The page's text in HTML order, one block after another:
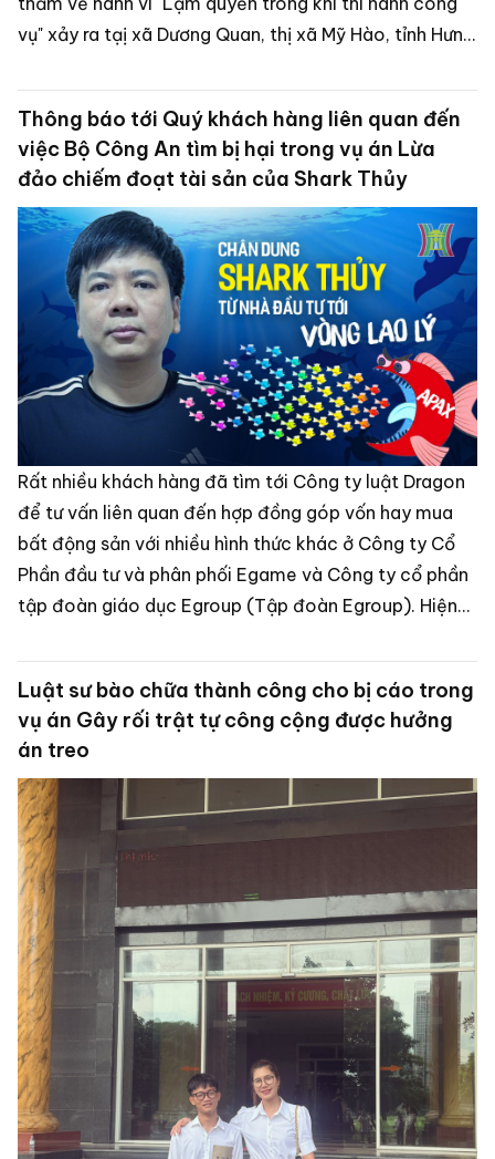
vụ" xảy ra tạị xã Dương Quan, thị xã Mỹ Hào, tỉnh Hưng
Thông báo tới Quý khách hàng liên quan đến
việc Bộ Công An tìm bị hại trong vụ án Lừa
đảo chiếm đoạt tài sản của Shark Thủy
Rất nhiều khách hàng đã tìm tới Công ty luật Dragon
để tư vấn liên quan đến hợp đồng góp vốn hay mua
bất động sản với nhiều hình thức khác ở Công ty Cổ
Phần đầu tư và phân phối Egame và Công ty cổ phần
tập đoàn giáo dục Egroup (Tập đoàn Egroup). Hiện
làm rõ hành vi lừa đảo của Bị Can Nguyễn Ngọc Thủy
tức Shark Thủy.
Luật sư bào chữa thành công cho bị cáo trong
vụ án Gây rối trật tự công cộng được hưởng
án treo